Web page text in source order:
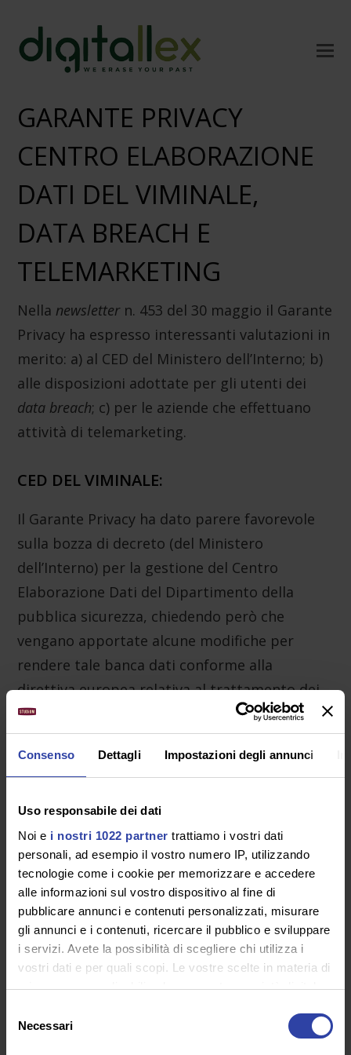
Consenso Dettagli Impostazioni degli annunci
Uso responsabile dei dati
Noi e i nostri 1022 partner trattiamo i vostri dati
personali, ad esempio il vostro numero IP, utilizzando
tecnologie come i cookie per memorizzare e accedere
alle informazioni sul vostro dispositivo al fine di
pubblicare annunci e contenuti personalizzati, misurare
gli annunci e i contenuti, ricercare il pubblico e sviluppare
i servizi. Avete la possibilità di scegliere chi utilizza i
vostri dati e per quali scopi. Le vostre scelte in materia di
privacy sono applicabili solo su questa proprietà digitale
modificare o revocare il proprio consenso in qualsiasi
momento dalla Dichiarazione sui cookie o facendo clic
delNecessari
GARANTE PRIVACY
CENTRO ELABORAZIONE
DATI DEL VIMINALE,
DATA BREACH E
TELEMARKETING
Nella newslettern. 453 del 30 maggio il Garante
Privacy ha espresso interessanti valutazioni in
merito: a) al CED del Ministero dell’Interno; b)
alle disposizioni adottate per gli utenti dei
data breach; c) per le aziende che effettuano
attività di telemarketing.
CED DEL VIMINALE:
Il Garante Privacy ha dato parere favorevole
sulla bozza di decreto (del Ministero
dell’Interno) per la gestione del Centro
Elaborazione Dati del Dipartimento della
pubblica sicurezza, chiedendo però che
vengano apportate alcune modifiche per
rendere tale banca dati conforme alla
direttiva europea relativa al trattamento dei
dati personali per finalità di polizia. Bisogna
dare particolare attenzione ai dati delle
persone registrati nel CED, con l’obbligo del
opportune istruzioni in merito alla modalità
di trattamento di tali dati.
DATA BREACH:
Prosegue il Garante per la protezione dei dati
personali sottolineando che le comunicazioni
agli utenti deidata breachnon devono essere
generiche ma devono fornire precise
indicazioni su come proteggersi da usi illeciti
dei propri dati personali. Nello specifico, è